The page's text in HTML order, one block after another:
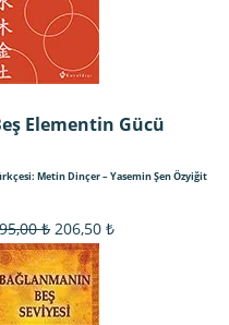
Elementin Gücü
Metin Dinçer – Yasemin Şen Özyiğit
₺ Orijinal
fiyat:
295,00 ₺.
206,50₺Şu